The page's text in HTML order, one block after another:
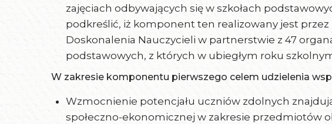
zajęciach odbywających się w szkołach
podkreślić, iż komponent ten realizowany jest przez
Doskonalenia Nauczycieli w partnerstwie z 47
podstawowych, z których w ubiegłym roku
W zakresie komponentu pierwszego celem udzielenia
Wzmocnienie potencjału uczniów zdolnych
społeczno-ekonomicznej w zakresie przedmiotów